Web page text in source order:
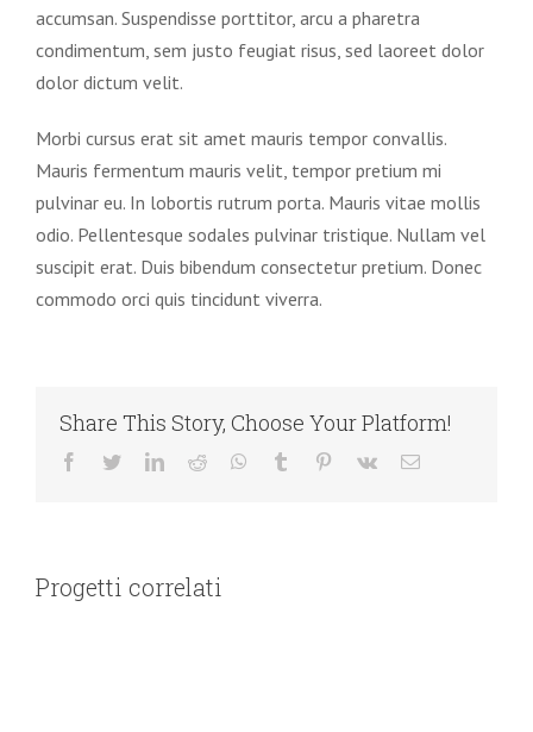
accumsan. Suspendisse porttitor, arcu a pharetra
condimentum, sem justo feugiat risus, sed laoreet dolor
dolor dictum velit.
Morbi cursus erat sit amet mauris tempor convallis.
Mauris fermentum mauris velit, tempor pretium mi
pulvinar eu. In lobortis rutrum porta. Mauris vitae mollis
odio. Pellentesque sodales pulvinar tristique. Nullam vel
suscipit erat. Duis bibendum consectetur pretium. Donec
commodo orci quis tincidunt viverra.
Share This Story, Choose Your Platform!
Facebook
TwitterLinkedIn
Reddit WhatsApp
Tumblr Pinterest
Vk Email
Progetti correlati